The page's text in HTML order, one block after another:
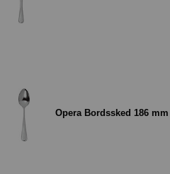
Opera Bordssked 186